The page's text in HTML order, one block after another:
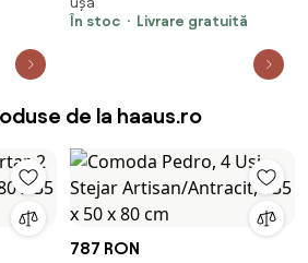
prelucrat
În stoc
Livrare gratuită
de la haaus.ro
787 RON